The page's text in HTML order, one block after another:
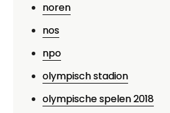
noren
nos
npo
olympisch stadion
olympische spelen 2018